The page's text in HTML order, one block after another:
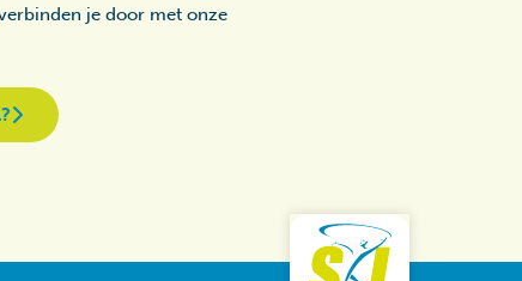
je door met onze